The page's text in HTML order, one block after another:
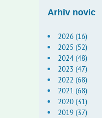
Arhiv novic
2026 (16)
2025 (52)
2024 (48)
2023 (47)
2022 (68)
2021 (68)
2020 (31)
2019 (37)